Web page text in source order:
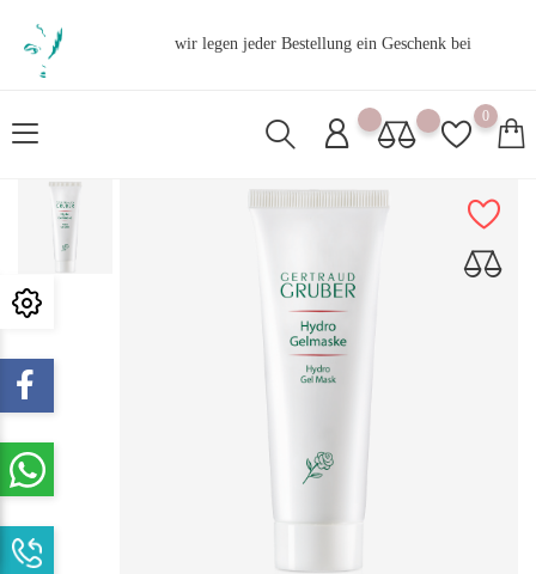
wir legen jeder Bestellung ein Geschenk bei
0